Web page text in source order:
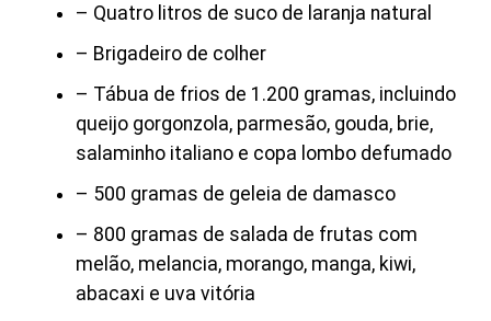
– Quatro litros de suco de laranja natural
– Brigadeiro de colher
– Tábua de frios de 1.200 gramas, incluindo
queijo gorgonzola, parmesão, gouda, brie,
salaminho italiano e copa lombo defumado
– 500 gramas de geleia de damasco
– 800 gramas de salada de frutas com
melão, melancia, morango, manga, kiwi,
abacaxi e uva vitória